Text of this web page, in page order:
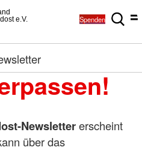
e.V. Spenden
Newslettererscheint
über das